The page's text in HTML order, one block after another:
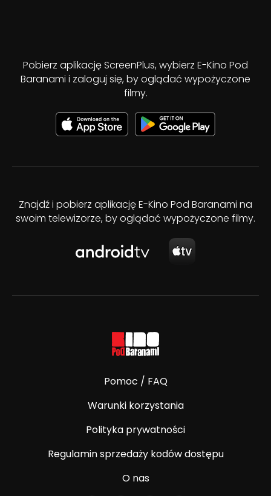
Pobierz aplikację ScreenPlus, wybierz E-Kino Pod
Baranami i zaloguj się, by oglądać wypożyczone
filmy.
Znajdź i pobierz aplikację E-Kino Pod Baranami na
swoim telewizorze, by oglądać wypożyczone filmy.
Pomoc / FAQ
Warunki korzystania
Polityka prywatności
Regulamin sprzedaży kodów dostępu
O nas